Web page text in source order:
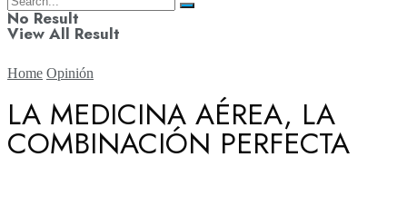
No Result
View All Result
Aerolíneas
Home Opinión
LA MEDICINA AÉREA, LA
COMBINACIÓN PERFECTA